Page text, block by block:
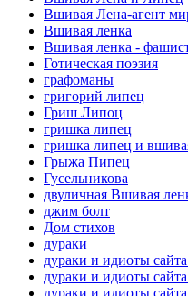
Вшивая Лена-агент
Вшивая ленка
Вшивая ленка -
Готическая поэзия
графоманы
григорий липец
Гриш Липоц
гришка липец
гришка липец и
Грыжа Пипец
Гусельникова
двуличная Вшивая
джим болт
Дом стихов
дураки
дураки и идиоты
дураки и идиоты
дураки и идиоты